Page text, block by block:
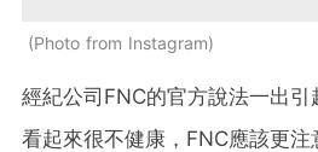
Photo from Instagram
經紀公司FNC的官方說法一出
看起來很不健康，FNC應該更